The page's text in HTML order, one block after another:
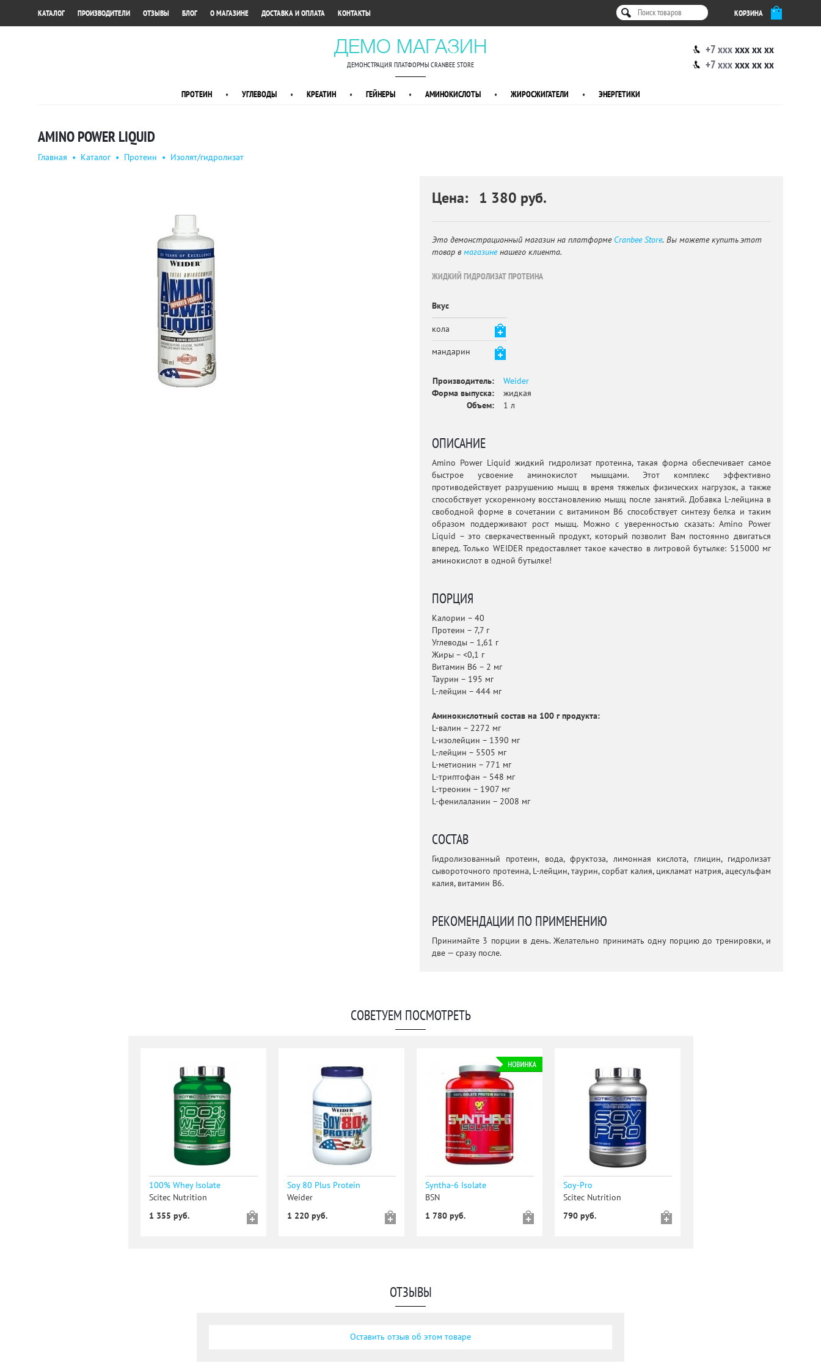
КОРЗИНА
КАТАЛОГ ПРОИЗВОДИТЕЛИ ОТЗЫВЫ БЛОГ О МАГАЗИНЕ ДОСТАВКА И ОПЛАТА КОНТАКТЫ
ДЕМО МАГАЗИН
ДЕМОНСТРАЦИЯ ПЛАТФОРМЫ CRANBEE STORE
+7 xxx xxx xx xx
+7 xxx xxx xx xx
ПРОТЕИН • УГЛЕВОДЫ • КРЕАТИН • ГЕЙНЕРЫ • АМИНОКИСЛОТЫ • ЖИРОСЖИГАТЕЛИ • ЭНЕРГЕТИКИ
AMINO POWER LIQUID
Главная • Каталог • Протеин • Изолят/гидролизат
Цена: 1 380 руб.
Это демонстрационный магазин на платформе Cranbee Store. Вы можете купить этот
товар в магазиненашего клиента.
ЖИДКИЙ ГИДРОЛИЗАТ ПРОТЕИНА
Вкус
кола
мандарин
Производитель:
Weider
Форма выпуска:
жидкая
Объем:
1 л
ОПИСАНИЕ
Amino Power Liquid жидкий гидролизат протеина, такая форма обеспечивает самое
быстрое усвоение аминокислот мышцами. Этот комплекс эффективно
противодействует разрушению мышц в время тяжелых физических нагрузок, а также
способствует ускоренному восстановлению мышц после занятий. Добавка L-лейцина в
свободной форме в сочетании с витамином В6 способствует синтезу белка и таким
образом поддерживают рост мышц. Можно с уверенностью сказать: Amino Power
Liquid – это сверкачественный продукт, который позволит Вам постоянно двигаться
вперед. Только WEIDER предоставляет такое качество в литровой бутылке: 515000 мг
аминокислот в одной бутылке!
ПОРЦИЯ
Калории – 40
Протеин – 7,7 г
Углеводы – 1,61 г
Жиры – <0,1 г
Витамин В6 – 2 мг
Таурин – 195 мг
L-лейцин – 444 мг
Аминокислотный состав на 100 г продукта:
L-валин – 2272 мг
L-изолейцин – 1390 мг
L-лейцин – 5505 мг
L-метионин – 771 мг
L-триптофан – 548 мг
L-треонин – 1907 мг
L-фенилаланин – 2008 мг
СОСТАВ
Гидролизованный протеин, вода, фруктоза, лимонная кислота, глицин, гидролизат
сывороточного протеина, L-лейцин, таурин, сорбат калия, цикламат натрия, ацесульфам
калия, витамин В6.
РЕКОМЕНДАЦИИ ПО ПРИМЕНЕНИЮ
Принимайте 3 порции в день. Желательно принимать одну порцию до тренировки, и
две — сразу после.
СОВЕТУЕМ ПОСМОТРЕТЬ
100% Whey Isolate
Scitec Nutrition
1 355 руб.
Soy 80 Plus Protein
Weider
1 220 руб.
Syntha-6 Isolate
BSN
1 780 руб.
Soy-Pro
Scitec Nutrition
790 руб.
ОТЗЫВЫ
Оставить отзыв об этом товаре